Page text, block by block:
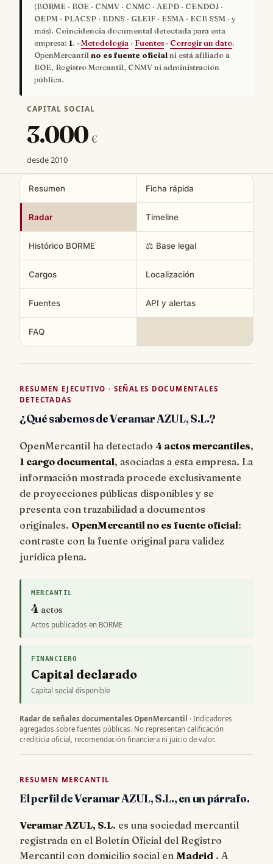
(BORME · BOE · CNMV · CNMC · AEPD · CENDOJ ·
OEPM · PLACSP · BDNS · GLEIF · ESMA · ECB SSM · y
más). Coincidencia documental detectada para esta
empresa: 1. · Metodología · Fuentes · Corregir un dato.
OpenMercantil no es fuente oficial ni está afiliado a
BOE, Registro Mercantil, CNMV ni administración
pública.
CAPITAL SOCIAL
3.000 €
desde 2010
Resumen Ficha rápida
Radar Timeline
Histórico BORME ⚖️ Base legal
Cargos Localización
Fuentes API y alertas
FAQ
RESUMEN EJECUTIVO · SEÑALES DOCUMENTALES
DETECTADAS
¿Qué sabemos de Veramar AZUL, S.L.?
OpenMercantil ha detectado 4 actos mercantiles,
1 cargo documental, asociadas a esta empresa. La
información mostrada procede exclusivamente
de proyecciones públicas disponibles y se
presenta con trazabilidad a documentos
originales. OpenMercantil no es fuente oficial:
contraste con la fuente original para validez
jurídica plena.
MERCANTIL
4 actos
Actos publicados en BORME
FINANCIERO
Capital declarado
Capital social disponible
Radar de señales documentales OpenMercantil · Indicadores
agregados sobre fuentes públicas. No representan calificación
crediticia oficial, recomendación financiera ni juicio de valor.
RESUMEN MERCANTIL
El perfil de Veramar AZUL, S.L., en un párrafo.
Veramar AZUL, S.L. es una sociedad mercantil
registrada en el Boletín Oficial del Registro
Mercantil con domicilio social en Madrid . A